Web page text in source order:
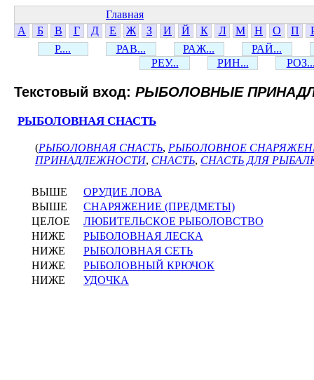
Главная
А
Б В Г Д Е Ж З И Й К Л М Н О П
Р....
РАВ... РАЖ...
РАЙ...
РЕУ...
РИН...
Текстовый вход: РЫБОЛОВНЫЕ
РЫБОЛОВНАЯ СНАСТЬ
(РЫБОЛОВНАЯ СНАСТЬ, РЫБОЛОВНОЕ
ПРИНАДЛЕЖНОСТИ, СНАСТЬ, СНАСТЬ ДЛЯ
ВЫШЕ
ОРУДИЕ ЛОВА
ВЫШЕ
СНАРЯЖЕНИЕ (ПРЕДМЕТЫ)
ЦЕЛОЕ
ЛЮБИТЕЛЬСКОЕ РЫБОЛОВСТВО
НИЖЕ
РЫБОЛОВНАЯ ЛЕСКА
НИЖЕ
РЫБОЛОВНАЯ СЕТЬ
НИЖЕ
РЫБОЛОВНЫЙ КРЮЧОК
НИЖЕ
УДОЧКА